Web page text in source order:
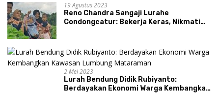
19 Agustus 2023
Reno Chandra Sangaji Lurahe
Condongcatur: Bekerja Keras, Nikmati
2 Mei 2023
Lurah Bendung Didik Rubiyanto:
Berdayakan Ekonomi Warga Kembangkan